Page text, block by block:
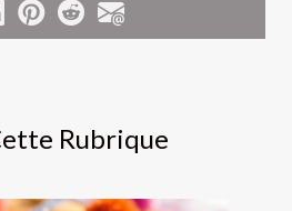
Rubrique